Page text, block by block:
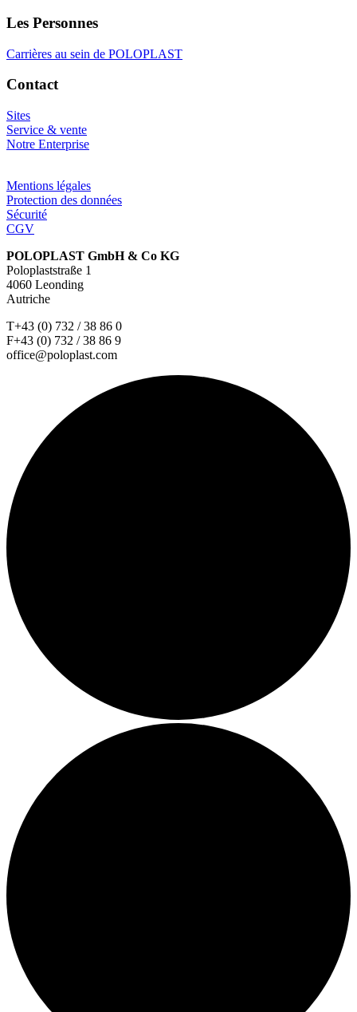
Les Personnes
Carrières au sein de POLOPLAST
Contact
Sites
Service & vente
Notre Enterprise
Mentions légales
Protection des données
Sécurité
CGV
POLOPLAST GmbH & Co KG
Poloplaststraße 1
4060 Leonding
Autriche
T+43 (0) 732 / 38 86 0
F+43 (0) 732 / 38 86 9
office@poloplast.com